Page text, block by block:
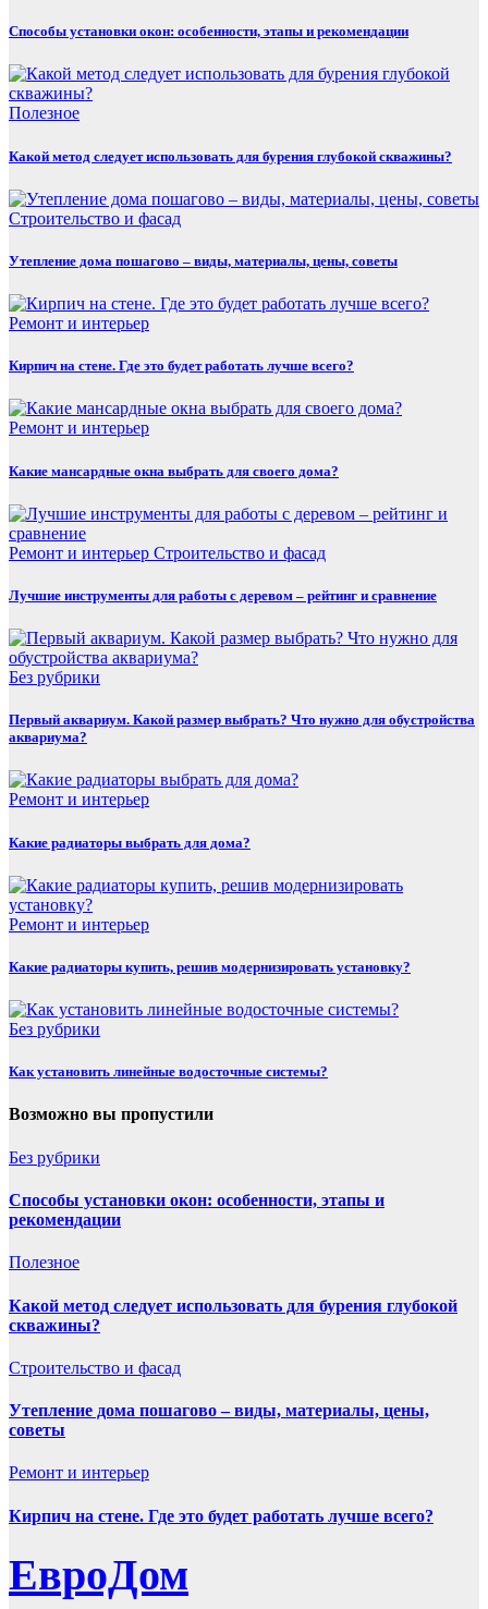
Способы установки окон: особенности, этапы и рекомендации
Полезнoe
Какой метод следует использовать для бурения глубокой скважины?
Строительство и фасад
Утепление дома пошагово – виды, материалы, цены, советы
Ремонт и интерьер
Кирпич на стене. Где это будет работать лучше всего?
Ремонт и интерьер
Какие мансардные окна выбрать для своего дома?
Ремонт и интерьер Строительство и фасад
Лучшие инструменты для работы с деревом – рейтинг и сравнение
Без рубрики
Первый аквариум. Какой размер выбрать? Что нужно для обустройства
аквариума?
Ремонт и интерьер
Какие радиаторы выбрать для дома?
Ремонт и интерьер
Какие радиаторы купить, решив модернизировать установку?
Без рубрики
Как установить линейные водосточные системы?
Возможно вы пропустили
Без рубрики
Способы установки окон: особенности, этапы и
рекомендации
Полезнoe
Какой метод следует использовать для бурения глубокой
скважины?
Строительство и фасад
Утепление дома пошагово – виды, материалы, цены,
советы
Ремонт и интерьер
Кирпич на стене. Где это будет работать лучше всего?
ЕвроДом